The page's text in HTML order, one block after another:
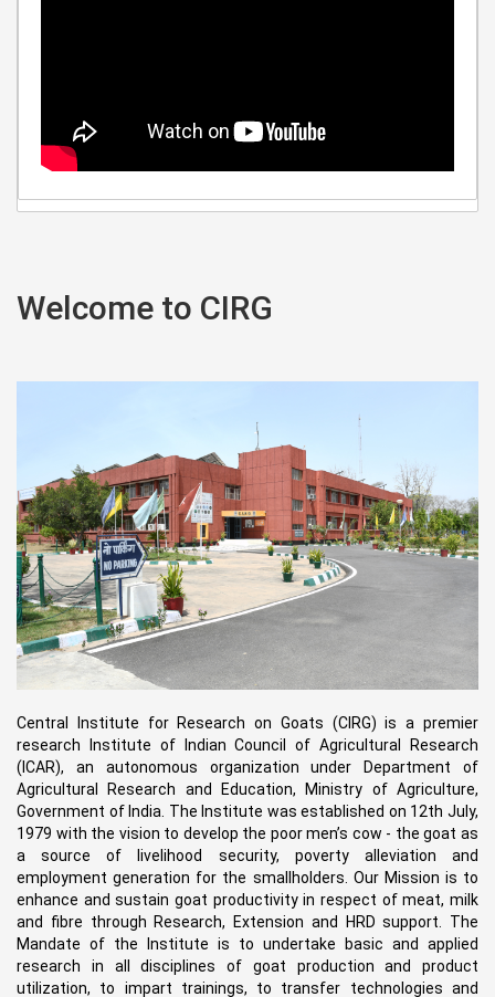
Welcome to CIRG
Central Institute for Research on Goats (CIRG) is a premier
research Institute of Indian Council of Agricultural Research
(ICAR), an autonomous organization under Department of
Agricultural Research and Education, Ministry of Agriculture,
Government of India. The Institute was established on 12th July,
1979 with the vision to develop the poor men’s cow - the goat as
a source of livelihood security, poverty alleviation and
employment generation for the smallholders. Our Mission is to
enhance and sustain goat productivity in respect of meat, milk
and fibre through Research, Extension and HRD support. The
Mandate of the Institute is to undertake basic and applied
research in all disciplines of goat production and product
utilization, to impart trainings, to transfer technologies and